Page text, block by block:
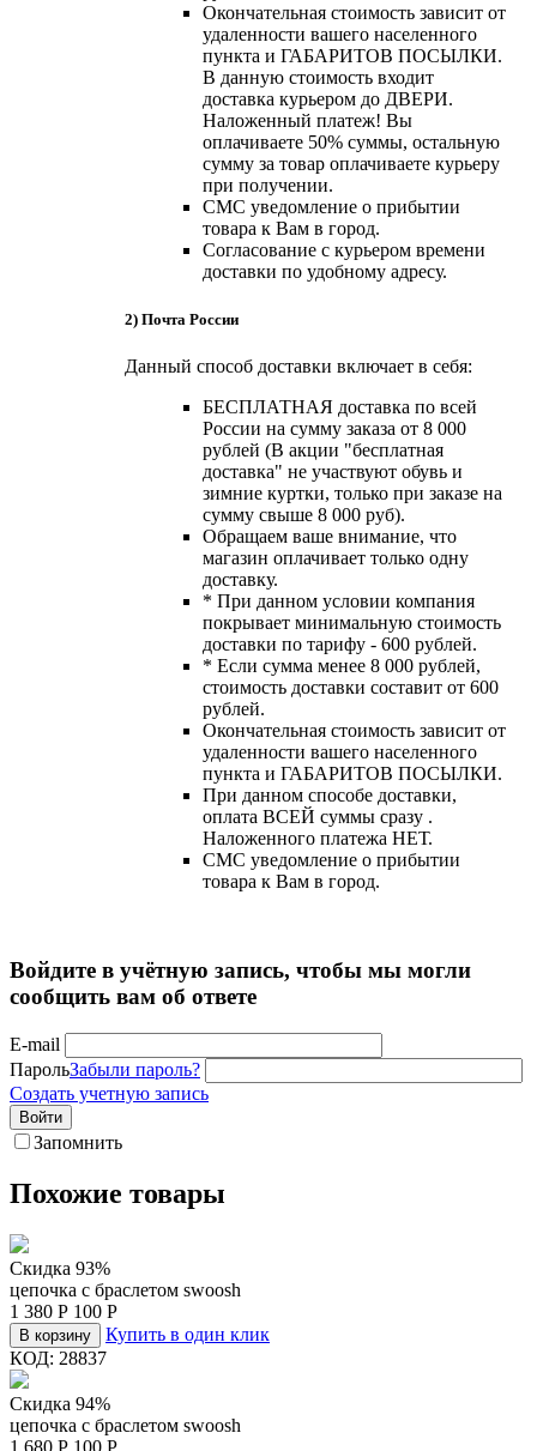
Окончательная стоимость зависит от
удаленности вашего населенного
пункта и ГАБАРИТОВ ПОСЫЛКИ.
В данную стоимость входит
доставка курьером до ДВЕРИ.
Наложенный платеж! Вы
оплачиваете 50% суммы, остальную
сумму за товар оплачиваете курьеру
при получении.
СМС уведомление о прибытии
товара к Вам в город.
Согласование с курьером времени
доставки по удобному адресу.
2) Почта России
Данный способ доставки включает в себя:
БЕСПЛАТНАЯ доставка по всей
России на сумму заказа от 8 000
рублей (В акции "бесплатная
доставка" не участвуют обувь и
зимние куртки, только при заказе на
сумму свыше 8 000 руб).
Обращаем ваше внимание, что
магазин оплачивает только одну
доставку.
* При данном условии компания
покрывает минимальную стоимость
доставки по тарифу - 600 рублей.
* Если сумма менее 8 000 рублей,
стоимость доставки составит от 600
рублей.
Окончательная стоимость зависит от
удаленности вашего населенного
пункта и ГАБАРИТОВ ПОСЫЛКИ.
При данном способе доставки,
оплата ВСЕЙ суммы сразу .
Наложенного платежа НЕТ.
СМС уведомление о прибытии
товара к Вам в город.
Войдите в учётную запись, чтобы мы могли
сообщить вам об ответе
E-mail
ПарольЗабыли пароль?
Создать учетную запись
Войти
Запомнить
Похожие товары
Скидка 93%
цепочка c браслетом swoosh
1 380 Р 100 Р
В корзину
Купить в один клик
КОД: 28837
Скидка 94%
цепочка c браслетом swoosh
1 680 Р 100 Р